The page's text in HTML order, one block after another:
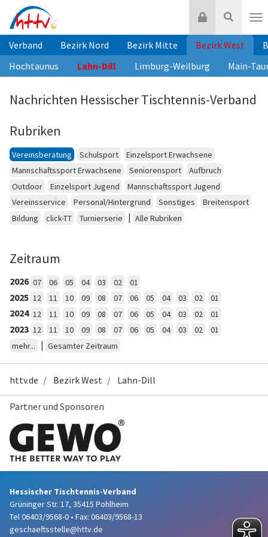
Inhalt
springen
Suche
Login
Verband Bezirk Nord Bezirk Mitte Bezirk West
Hochtaunus
Lahn-Dill Limburg-Weilburg Main-
Nachrichten Hessischer Tischtennis-Verband
Rubriken
Vereinsberatung Schulsport
Einzelsport Erwachsene
Mannschaftssport Erwachsene
Seniorensport
Aufbruch
Outdoor
Einzelsport Jugend
Mannschaftssport Jugend
Vereinsservice
Personal/Hintergrund Sonstiges
Breitensport
Bildung
click-TT Turnierserie | Alle Rubriken
Zeitraum
2026 07 06 05 04 03 02 01
2025 12 11 10 09 08 07 06 05 04 03 02 01
2024 12 11 10 09 08 07 06 05 04 03 02 01
2023 12 11 10 09 08 07 06 05 04 03 02
01
mehr...
| Gesamter Zeitraum
httv.de Bezirk West Lahn-Dill
Partner und Sponsoren
Hessischer Tischtennis-Verband
Grüninger Str. 17, 35415 Pohlheim
Tel 06403/9568-0 • Fax: 06403/9568-13
geschaeftsstelle@httv.de